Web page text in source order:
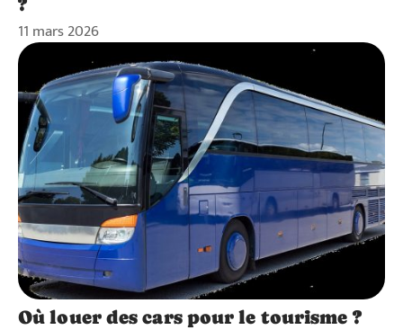
?
11 mars 2026
Où louer des cars pour le tourisme ?